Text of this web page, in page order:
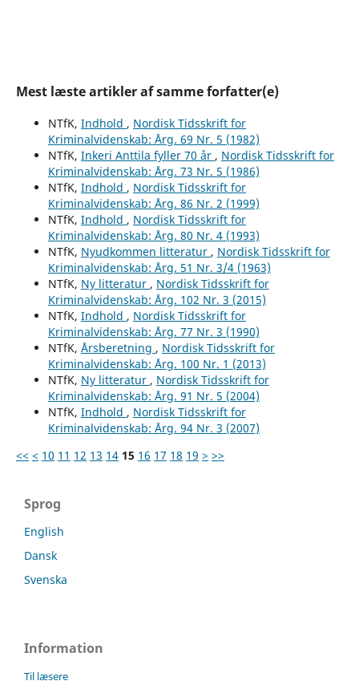
Mest læste artikler af samme forfatter(e)
NTfK, Indhold , Nordisk Tidsskrift for
Kriminalvidenskab: Årg. 69 Nr. 5 (1982)
NTfK, Inkeri Anttila fyller 70 år , Nordisk Tidsskrift for
Kriminalvidenskab: Årg. 73 Nr. 5 (1986)
NTfK, Indhold , Nordisk Tidsskrift for
Kriminalvidenskab: Årg. 86 Nr. 2 (1999)
NTfK, Indhold , Nordisk Tidsskrift for
Kriminalvidenskab: Årg. 80 Nr. 4 (1993)
NTfK, Nyudkommen litteratur , Nordisk Tidsskrift for
Kriminalvidenskab: Årg. 51 Nr. 3/4 (1963)
NTfK, Ny litteratur , Nordisk Tidsskrift for
Kriminalvidenskab: Årg. 102 Nr. 3 (2015)
NTfK, Indhold , Nordisk Tidsskrift for
Kriminalvidenskab: Årg. 77 Nr. 3 (1990)
NTfK, Årsberetning , Nordisk Tidsskrift for
Kriminalvidenskab: Årg. 100 Nr. 1 (2013)
NTfK, Ny litteratur , Nordisk Tidsskrift for
Kriminalvidenskab: Årg. 91 Nr. 5 (2004)
NTfK, Indhold , Nordisk Tidsskrift for
Kriminalvidenskab: Årg. 94 Nr. 3 (2007)
<< < 10 11 12 13 14 15 16 17 18 19 > >>
Sprog
English
Dansk
Svenska
Information
Til læsere